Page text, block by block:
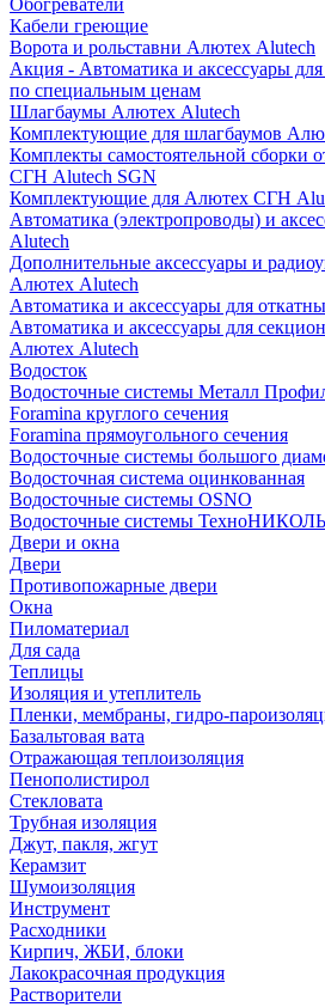
Обогреватели
Кабели греющие
Ворота и рольставни Алютех Alutech
Акция - Автоматика и аксессуары
по специальным ценам
Шлагбаумы Алютех Alutech
Комплектующие для шлагбаумов
Комплекты самостоятельной сборки
СГН Alutech SGN
Комплектующие для Алютех СГН
Автоматика (электропроводы) и
Alutech
Дополнительные аксессуары и
Алютех Alutech
Автоматика и аксессуары для
Автоматика и аксессуары для
Алютех Alutech
Водосток
Водосточные системы Металл
Foramina круглого сечения
Foramina прямоугольного сечения
Водосточные системы большого
Водосточная система оцинкованная
Водосточные системы OSNO
Водосточные системы ТехноНИКОЛЬ
Двери и окна
Двери
Противопожарные двери
Окна
Пиломатериал
Для сада
Теплицы
Изоляция и утеплитель
Пленки, мембраны, гидро-
Базальтовая вата
Отражающая теплоизоляция
Пенополистирол
Стекловата
Трубная изоляция
Джут, пакля, жгут
Керамзит
Шумоизоляция
Инструмент
Расходники
Кирпич, ЖБИ, блоки
Лакокрасочная продукция
Растворители